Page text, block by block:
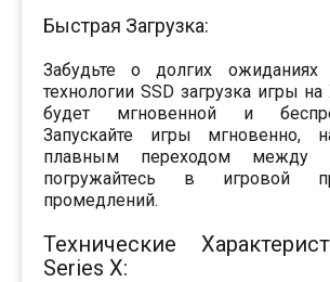
Быстрая Загрузка:
Забудьте о долгих ожиданиях
технологии SSD загрузка игры
будет мгновенной и
Запускайте игры мгновенно,
плавным переходом между
погружайтесь в игровой
промедлений.
Технические
Series X: